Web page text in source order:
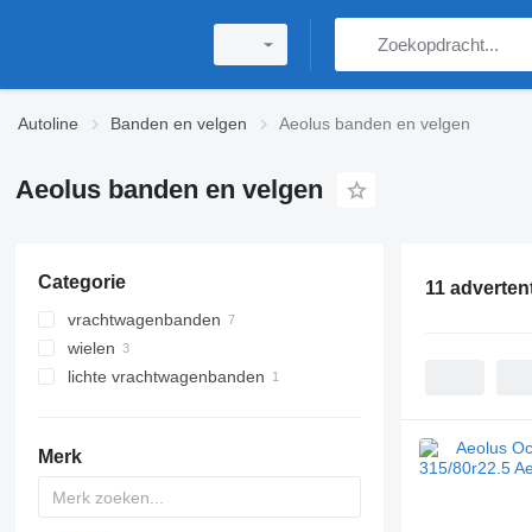
Autoline Banden en velgen Aeolus banden en velgen
Aeolus banden en velgen
Categorie
vrachtwagenbanden
wielen
lichte vrachtwagenbanden
Merk
11